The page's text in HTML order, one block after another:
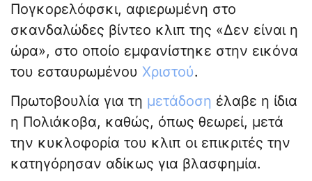
Πογκορελόφσκι, αφιερωμένη στο
σκανδαλώδες βίντεο κλιπ της «Δεν είναι η
ώρα», στο οποίο εμφανίστηκε στην εικόνα
του εσταυρωμένου Χριστού.
Πρωτοβουλία για τη μετάδοση έλαβε η ίδια
η Πολιάκοβα, καθώς, όπως θεωρεί, μετά
την κυκλοφορία του κλιπ οι επικριτές την
κατηγόρησαν αδίκως για βλασφημία.